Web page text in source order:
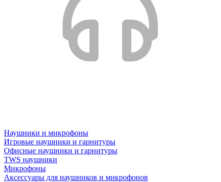
Наушники и микрофоны
Игровые наушники и гарнитуры
Офисные наушники и гарнитуры
TWS наушники
Микрофоны
Аксессуары для наушников и микрофонов